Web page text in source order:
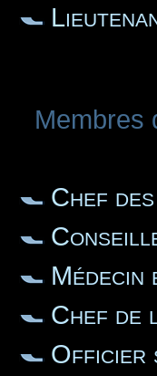
Membres
Chef
Médecin
Chef de
Officier